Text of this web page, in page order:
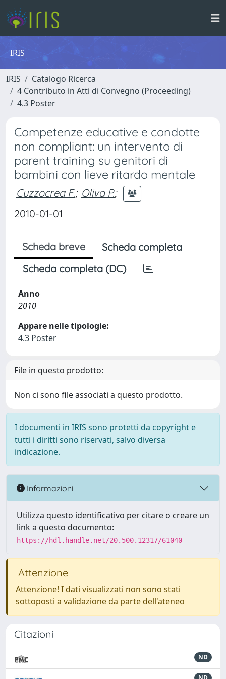
IRIS
IRIS
Catalogo Ricerca
4 Contributo in Atti di Convegno (Proceeding)
4.3 Poster
Competenze educative e condotte
non compliant: un intervento di
parent training su genitori di
bambini con lieve ritardo mentale
Cuzzocrea F.; Oliva P.;
2010-01-01
Scheda breve
Scheda completa
Scheda completa (DC)
Anno
2010
Appare nelle tipologie:
4.3 Poster
File in questo prodotto:
Non ci sono file associati a questo prodotto.
I documenti in IRIS sono protetti da copyright e
tutti i diritti sono riservati, salvo diversa
indicazione.
Informazioni
Utilizza questo identificativo per citare o creare un
link a questo documento:
https://hdl.handle.net/20.500.12317/61040
Attenzione
Attenzione! I dati visualizzati non sono stati
sottoposti a validazione da parte dell'ateneo
Citazioni
ND